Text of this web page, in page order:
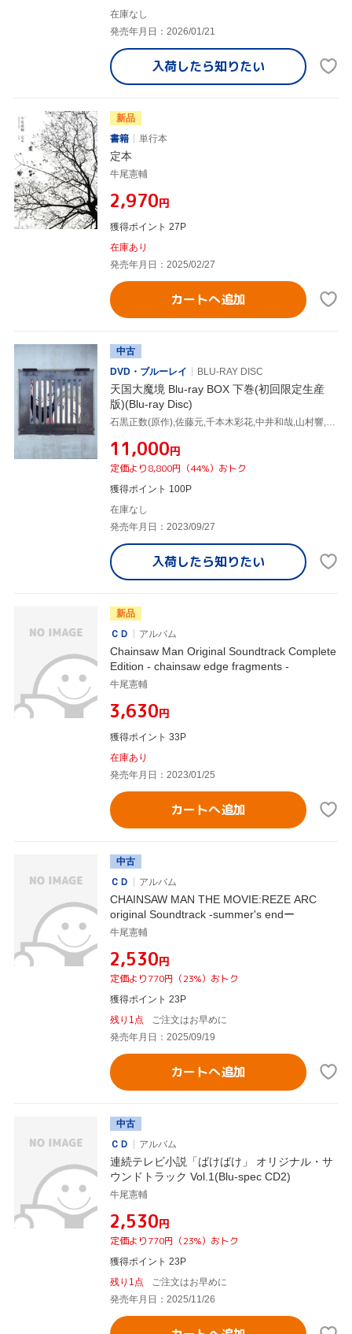
在庫なし
発売年月日：2026/01/21
入荷したら知りたい
新品
書籍
単行本
定本
牛尾憲輔
¥2,970円
獲得ポイント 27P
在庫あり
発売年月日：2025/02/27
カートへ追加
中古
DVD・ブルーレイ
BLU-RAY DISC
天国大魔境 Blu-ray BOX 下巻(初回限定生産
版)(Blu-ray Disc)
¥11,000円
定価より8,800円（44%）おトク
獲得ポイント 100P
在庫なし
発売年月日：2023/09/27
入荷したら知りたい
新品
ＣＤ
アルバム
Chainsaw Man Original Soundtrack Complete
Edition - chainsaw edge fragments -
牛尾憲輔
¥3,630円
獲得ポイント 33P
在庫あり
発売年月日：2023/01/25
カートへ追加
中古
ＣＤ
アルバム
CHAINSAW MAN THE MOVIE:REZE ARC
original Soundtrack -summer's endー
牛尾憲輔
¥2,530円
定価より770円（23%）おトク
獲得ポイント 23P
残り1点
ご注文はお早めに
発売年月日：2025/09/19
カートへ追加
中古
ＣＤ
アルバム
連続テレビ小説「ばけばけ」 オリジナル・サ
ウンドトラック Vol.1(Blu-spec CD2)
牛尾憲輔
¥2,530円
定価より770円（23%）おトク
獲得ポイント 23P
残り1点
ご注文はお早めに
発売年月日：2025/11/26